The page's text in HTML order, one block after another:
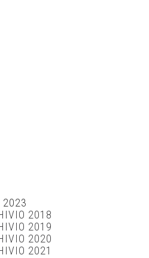
2023
2018
2019
2020
2021